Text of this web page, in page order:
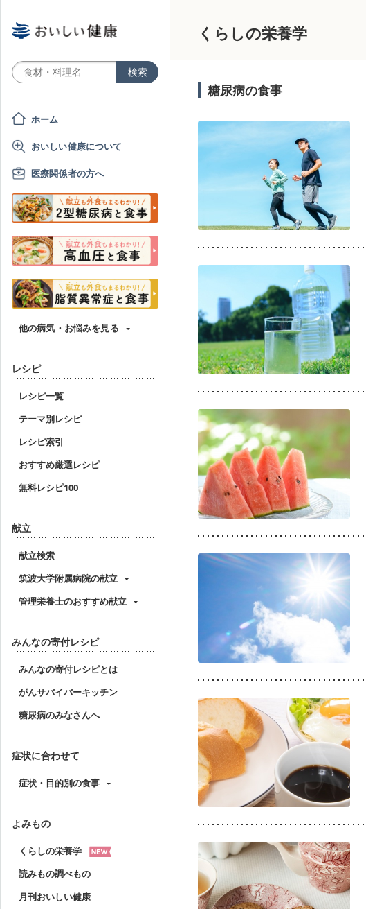
ホーム
おいしい健康について
医療関係者の方へ
他の病気・お悩みを見る
レシピ
レシピ一覧
テーマ別レシピ
レシピ索引
おすすめ厳選レシピ
無料レシピ100
献立
献立検索
筑波大学附属病院の献立
管理栄養士のおすすめ献立
みんなの寄付レシピ
みんなの寄付レシピとは
がんサバイバーキッチン
糖尿病のみなさんへ
症状に合わせて
症状・目的別の食事
よみもの
くらしの栄養学
読みもの調べもの
月刊おいしい健康
くらしの栄養学
糖尿病の食事